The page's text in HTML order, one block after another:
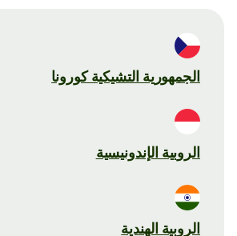
الجمهورية التشيكية كورونا
الروبية الإندونيسية
الروبية الهندية